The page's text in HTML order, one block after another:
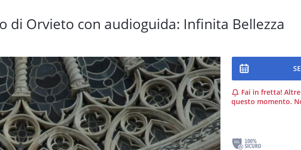
di Orvieto con audioguida: Infinita Bellezza
Fai in fretta!
questo momento.